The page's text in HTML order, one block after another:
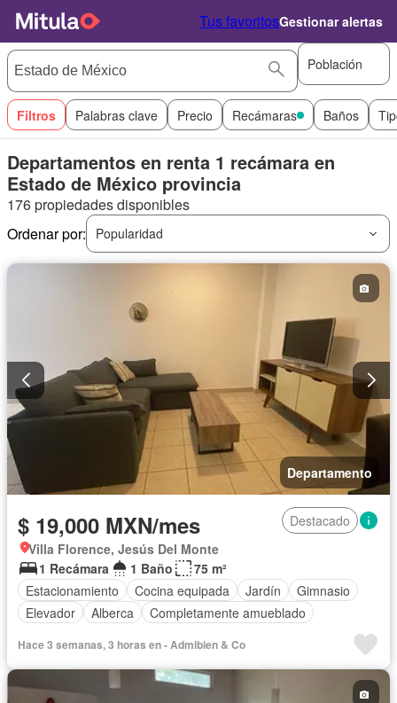
Tus favoritosGestionar alertas
Población
Filtros Palabras clave Precio Recámaras Baños
Departamentos en renta 1 recámara en
Estado de México provincia
176 propiedades disponibles
Ordenar por:
Popularidad
Departamento
$ 19,000 MXN/mes
Destacado
Villa Florence, Jesús Del Monte
1 Recámara
1 Baño
75 m²
Estacionamiento
Cocina equipada Jardín
Gimnasio
Elevador
Alberca Completamente amueblado
Hace 3 semanas, 3 horas en - Admibien & Co